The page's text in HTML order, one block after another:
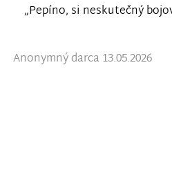
„Pepíno, si neskutečný
Anonymný darca 13.05.2026